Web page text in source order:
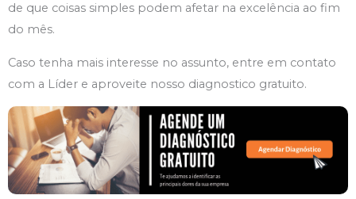
de que coisas simples podem afetar na excelência ao fim
do mês.
Caso tenha mais interesse no assunto, entre em contato
com a Líder e aproveite nosso diagnostico gratuito.